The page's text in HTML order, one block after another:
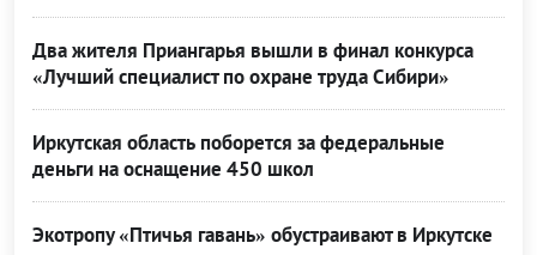
Два жителя Приангарья вышли в финал конкурса
«Лучший специалист по охране труда Сибири»
Иркутская область поборется за федеральные
деньги на оснащение 450 школ
Экотропу «Птичья гавань» обустраивают в Иркутске